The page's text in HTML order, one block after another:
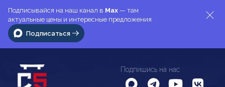
Подписывайся на наш канал в Max — там
актуальные цены и интересные предложения
Подписаться
Подпишись на нас